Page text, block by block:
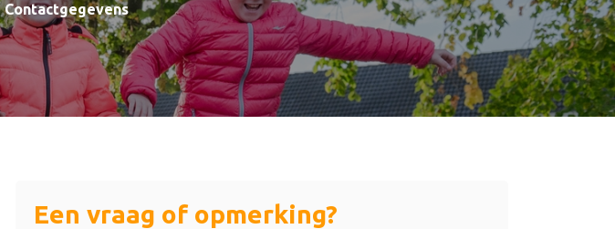
Contactgegevens
Een vraag of opmerking?